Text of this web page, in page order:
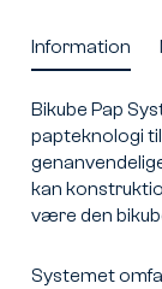
Information
Bikube Pap
papteknologi
kan
være den
Systemet